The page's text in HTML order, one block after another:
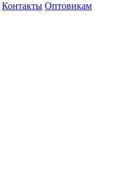
Контакты Оптовикам